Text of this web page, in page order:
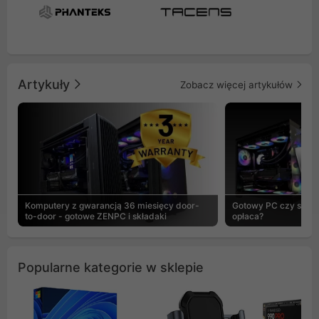
Artykuły Zobacz więcej artykułów
Komputery z gwarancją 36 miesięcy door-
to-door - gotowe ZENPC i składaki
Gotowy PC czy
opłaca?
Popularne kategorie w sklepie